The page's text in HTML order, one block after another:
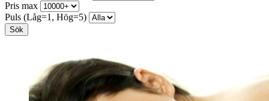
Pris max
Puls (Låg=1, Hög=5)